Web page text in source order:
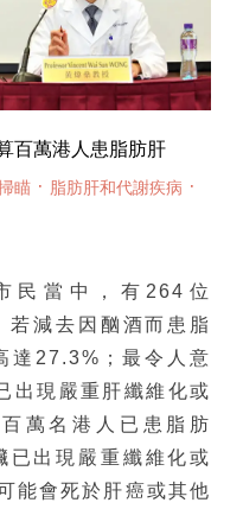
百萬港人患脂肪肝
瞄· 脂肪肝和代謝疾病 ·
民當中，有264位
若減去因酗酒而患脂
達27.3%；最令人意
出現嚴重肝纖維化或
萬名港人已患脂肪
已出現嚴重纖維化或
能會死於肝癌或其他